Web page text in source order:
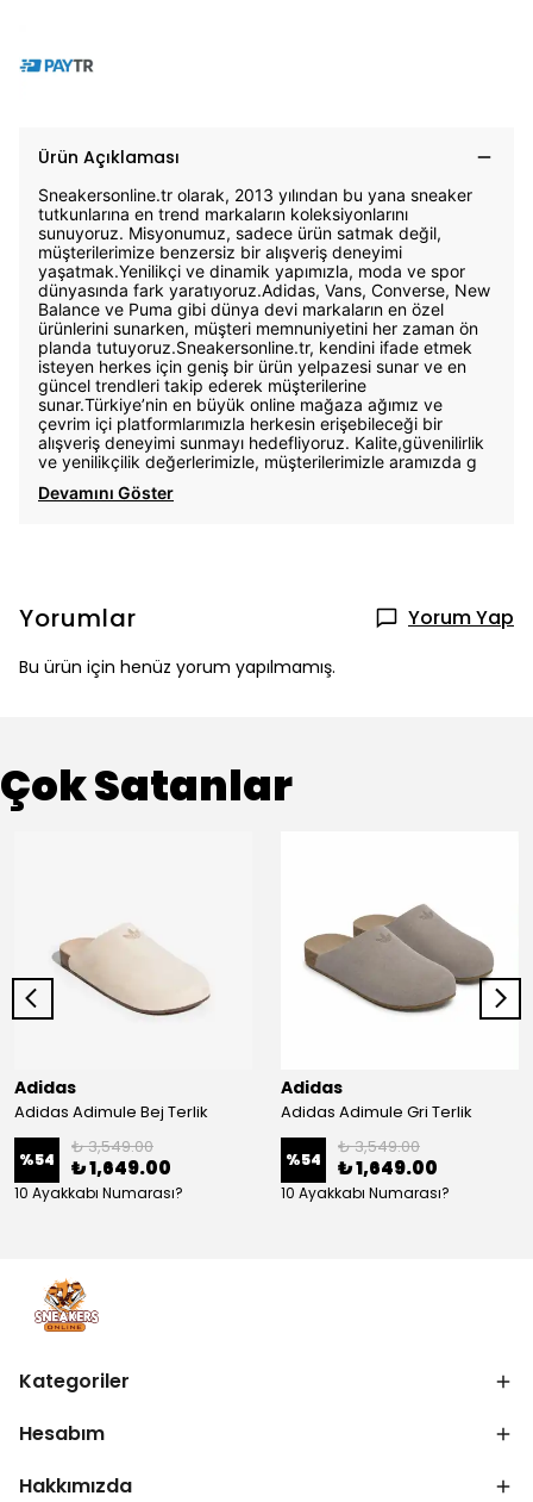
Ürün Açıklaması
Sneakersonline.tr olarak, 2013 yılından bu yana sneaker
tutkunlarına en trend markaların koleksiyonlarını
sunuyoruz. Misyonumuz, sadece ürün satmak değil,
müşterilerimize benzersiz bir alışveriş deneyimi
yaşatmak.Yenilikçi ve dinamik yapımızla, moda ve spor
dünyasında fark yaratıyoruz.Adidas, Vans, Converse, New
Balance ve Puma gibi dünya devi markaların en özel
ürünlerini sunarken, müşteri memnuniyetini her zaman ön
planda tutuyoruz.Sneakersonline.tr, kendini ifade etmek
isteyen herkes için geniş bir ürün yelpazesi sunar ve en
güncel trendleri takip ederek müşterilerine
sunar.Türkiye’nin en büyük online mağaza ağımız ve
çevrim içi platformlarımızla herkesin erişebileceği bir
alışveriş deneyimi sunmayı hedefliyoruz. Kalite,güvenilirlik
ve yenilikçilik değerlerimizle, müşterilerimizle aramızda g
Devamını Göster
Yorumlar Yorum Yap
Bu ürün için henüz yorum yapılmamış.
Çok Satanlar
Adidas
Adidas Adimule Bej Terlik
%54
₺ 3,549.00
₺ 1,649.00
10 Ayakkabı Numarası?
Adidas
Adidas Adimule Gri Terlik
%54
₺ 3,549.00
₺ 1,649.00
10 Ayakkabı Numarası?
Kategoriler
Hesabım
Hakkımızda